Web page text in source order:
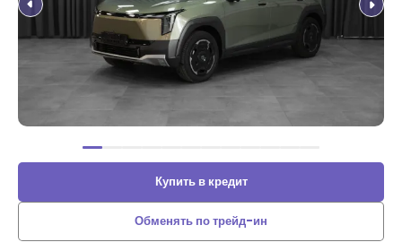
Купить в кредит
Обменять по трейд-ин